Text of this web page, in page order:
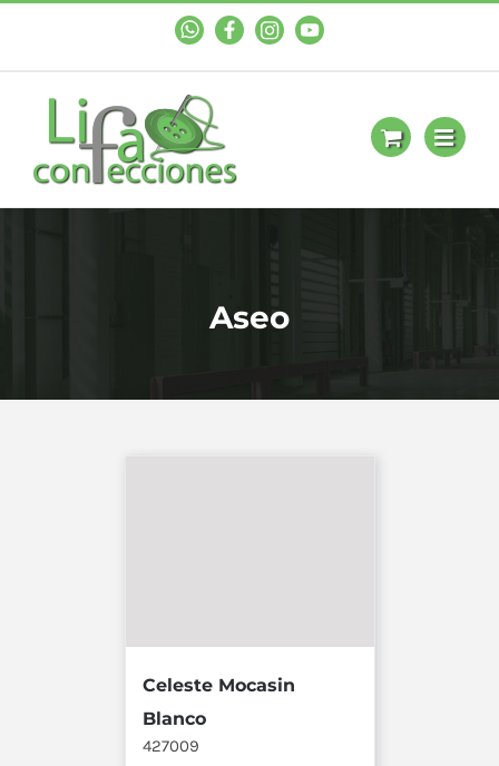
WhastAppFacebookInstagramYouTube
Aseo
Celeste Mocasin
Blanco
427009